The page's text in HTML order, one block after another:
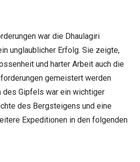
war die Dhaulagiri
unglaublicher Erfolg. Sie zeigte,
und harter Arbeit auch die
gemeistert werden
des Gipfels war ein wichtiger
des Bergsteigens und eine
Expeditionen in den folgenden